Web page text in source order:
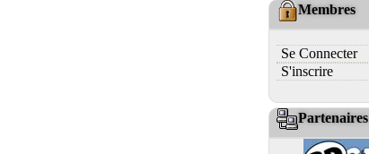
Membres
Se Connecter
S'inscrire
Partenaires